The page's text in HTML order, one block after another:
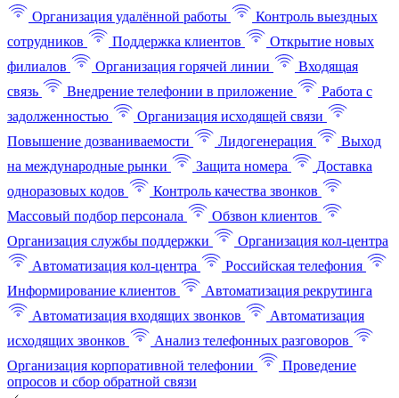
Организация удалённой работы
Контроль выездных
сотрудников
Поддержка клиентов
Открытие новых
филиалов
Организация горячей линии
Входящая
связь
Внедрение телефонии в приложение
Работа с
задолженностью
Организация исходящей связи
Повышение дозваниваемости
Лидогенерация
Выход
на международные рынки
Защита номера
Доставка
одноразовых кодов
Контроль качества звонков
Массовый подбор персонала
Обзвон клиентов
Организация службы поддержки
Организация кол-центра
Автоматизация кол-центра
Российская телефония
Информирование клиентов
Автоматизация рекрутинга
Автоматизация входящих звонков
Автоматизация
исходящих звонков
Анализ телефонных разговоров
Организация корпоративной телефонии
Проведение
опросов и сбор обратной связи